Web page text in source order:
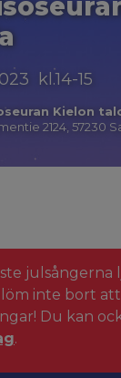
kl.14-15
Kielon
2124, 57230
inte bort
Du kan
.